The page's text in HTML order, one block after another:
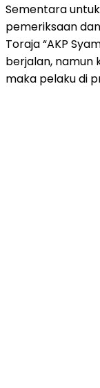
Sementara
pemeriksaan
Toraja “AKP
berjalan, namun
maka pelaku di